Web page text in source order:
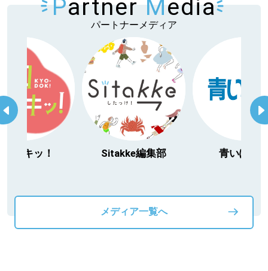
Partner Media
パートナーメディア
日ドキッ！ Sitakke編集部 青いぽす
メディア一覧へ